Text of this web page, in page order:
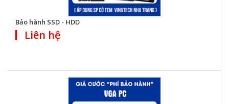
Bảo hành SSD - HDD
Liên hệ